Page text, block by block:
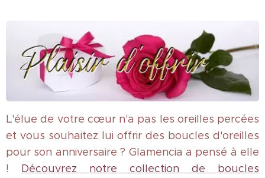
L'élue de votre cœur n'a pas les oreilles percées
et vous souhaitez lui offrir des boucles d'oreilles
pour son anniversaire ? Glamencia a pensé à elle
! Découvrez notre collection de boucles